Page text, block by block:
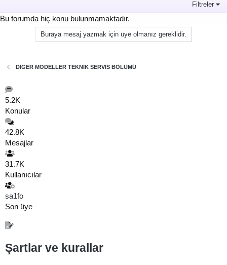
Filtreler
Bu forumda hiç konu bulunmamaktadır.
Buraya mesaj yazmak için üye olmanız gereklidir.
DİGER MODELLER TEKNİK SERVİS BÖLÜMÜ
5.2K
Konular
42.8K
Mesajlar
31.7K
Kullanıcılar
sa1fo
Son üye
Şartlar ve kurallar